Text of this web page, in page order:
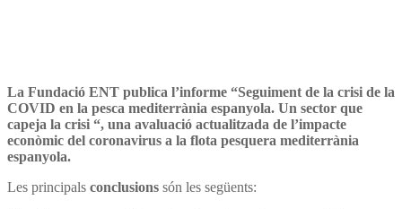
La Fundació ENT publica l’informe “Seguiment de la crisi de la
COVID en la pesca mediterrània espanyola. Un sector que
capeja la crisi “, una avaluació actualitzada de l’impacte
econòmic del coronavirus a la flota pesquera mediterrània
espanyola.
Les principals conclusions són les següents: